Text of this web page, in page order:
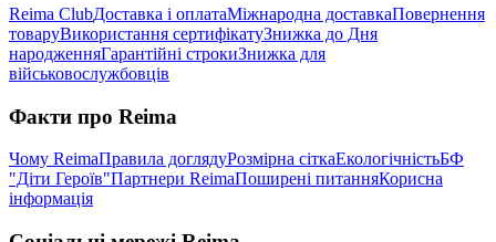
Reima ClubДоставка і оплатаМіжнародна доставкаПовернення
товаруВикористання сертифікатуЗнижка до Дня
народженняГарантійні строкиЗнижка для
військовослужбовців
Факти про Reima
Чому ReimaПравила доглядуРозмірна сіткаЕкологічністьБФ
"Діти Героїв"Партнери ReimaПоширені питанняКорисна
інформація